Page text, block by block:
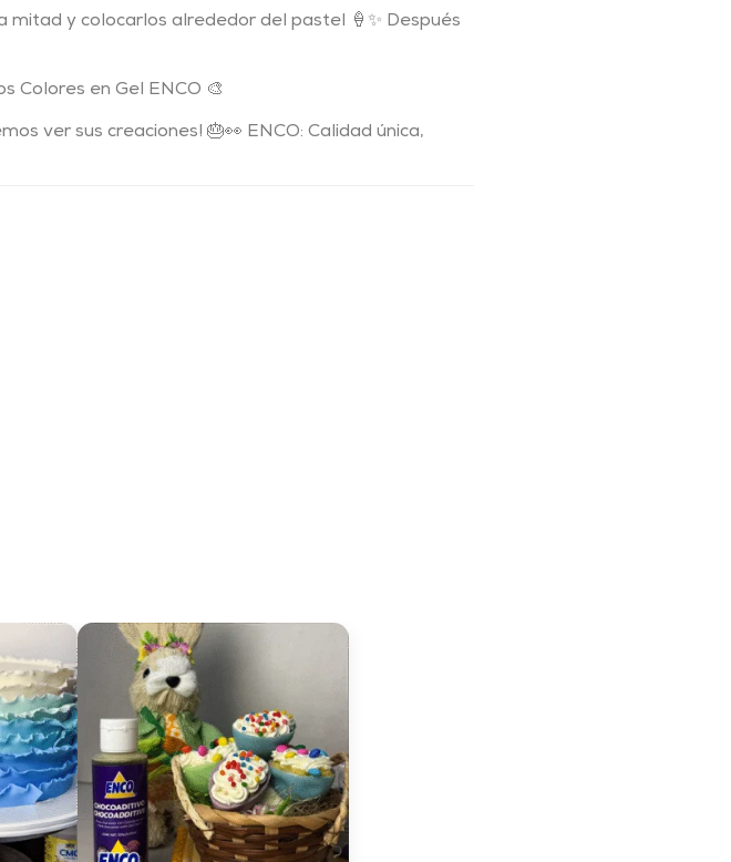
y colocarlos alrededor del pastel 🍦✨ Después
Colores en Gel ENCO 🎨
ver sus creaciones! 🎂👀 ENCO: Calidad única,